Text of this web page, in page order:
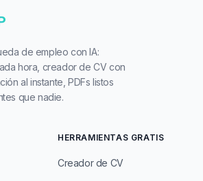
de empleo con IA:
hora, creador de CV con
al instante, PDFs listos
que nadie.
HERRAMIENTAS GRATIS
Creador de CV